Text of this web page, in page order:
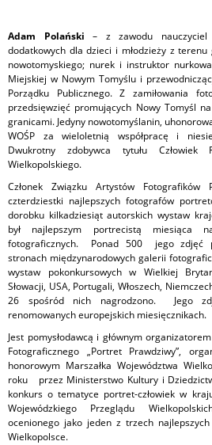
Adam Polański– z zawodu
dodatkowych dla dzieci i młodzieży z
nowotomyskiego; nurek i instruktor
Miejskiej w Nowym Tomyślu i
Porządku Publicznego. Z zamiłowania
przedsięwzięć promujących Nowy Tomyśl
granicami. Jedyny nowotomyślanin,
WOŚP za wieloletnią współpracę i
Dwukrotny zdobywca tytułu
Wielkopolskiego.
Członek Związku Artystów Fotografików
czterdziestki najlepszych fotografów
dorobku kilkadziesiąt autorskich wystaw
był najlepszym portrecistą miesiąca
fotograficznych. Ponad 500 jego zdjęć
stronach międzynarodowych galerii
wystaw pokonkursowych w Wielkiej
Słowacji, USA, Portugali, Włoszech,
26 spośród nich nagrodzono. Jego
renomowanych europejskich miesięcznikach.
Jest pomysłodawcą i głównym
Fotograficznego „Portret Prawdziwy”,
honorowym Marszałka Województwa
roku przez Ministerstwo Kultury i
konkurs o tematyce portret-człowiek w
Wojewódzkiego Przeglądu
ocenionego jako jeden z trzech
Wielkopolsce.